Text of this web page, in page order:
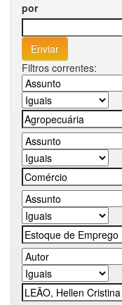
por
Filtros correntes: